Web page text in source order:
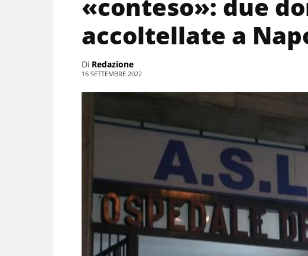
«conteso»: due
accoltellate a
Di Redazione
16 SETTEMBRE 2022